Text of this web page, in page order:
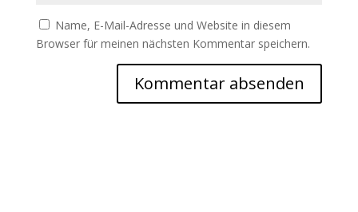
Name, E-Mail-Adresse und Website in diesem
Browser für meinen nächsten Kommentar speichern.